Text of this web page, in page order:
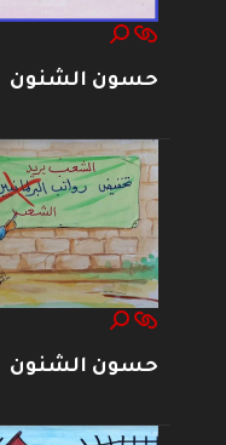
حسون الشنون
حسون الشنون